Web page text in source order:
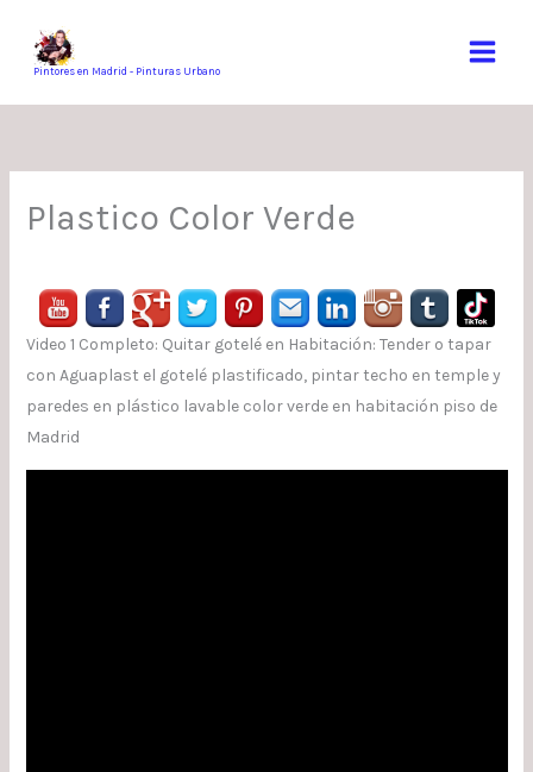
contenidoPintores en Madrid - Pinturas Urbano
Plastico Color Verde
Video 1 Completo: Quitar gotelé en Habitación: Tender o tapar
con Aguaplast el gotelé plastificado, pintar techo en temple y
paredes en plástico lavable color verde en habitación piso de
Madrid